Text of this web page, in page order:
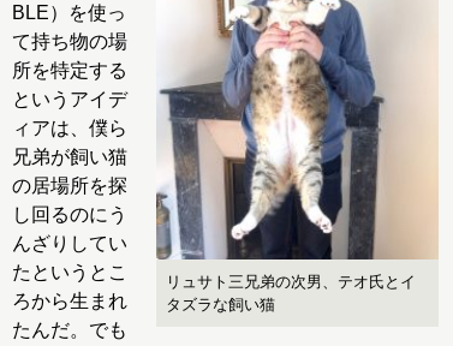
リュサト三兄弟の次男、テオ氏とイ
タズラな飼い猫
BLE）を使っ
て持ち物の場
所を特定する
というアイデ
ィアは、僕ら
兄弟が飼い猫
の居場所を探
し回るのにう
んざりしてい
たというとこ
ろから生まれ
たんだ。でも